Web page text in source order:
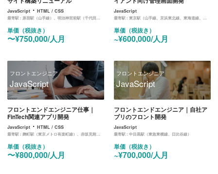
JavaScript ・ HTML / CSS
最寄駅 : 原宿駅（山手線）、明治神宮前駅（千代田線）、北参道（副都心線）
単価（税抜き）
〜¥750,000/人月
JavaScript
最寄駅 :東京駅（山手線、京浜東北線、東海道線、中央線、京葉線、丸ノ内線）
単価（税抜き）
~¥600,000/人月
フロントエンジニア
JavaScript
フロントエンドエンジニア仕事｜
FinTech関連アプリ開発
JavaScript ・ HTML / CSS
最寄駅 : 麹町駅（東京メトロ有楽町線）、赤坂見附駅（銀座線、丸ノ内線）
単価（税抜き）
〜¥800,000/人月
フロントエンジニア
JavaScript
フロントエンドエンジニア｜自社ア
プリのフロント開発
JavaScript
最寄駅 :中目黒駅（東急東横線、日比谷線）
単価（税抜き）
~¥700,000/人月